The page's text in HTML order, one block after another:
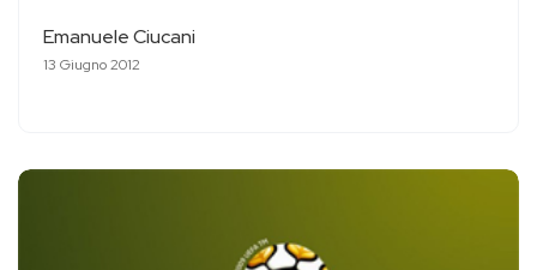
Emanuele Ciucani
13 Giugno 2012